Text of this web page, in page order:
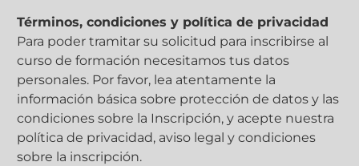
?
r
i
s
Términos, condiciones y política de privacidad
Para poder tramitar su solicitud para inscribirse al
curso de formación necesitamos tus datos
personales. Por favor, lea atentamente la
información básica sobre protección de datos y las
condiciones sobre la Inscripción, y acepte nuestra
política de privacidad, aviso legal y condiciones
sobre la inscripción.